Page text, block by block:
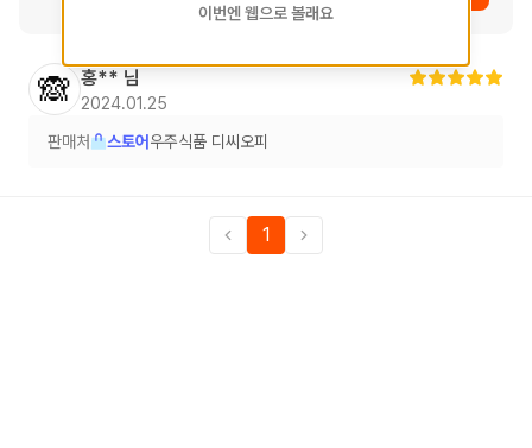
🙈 홍** 님
2024.01.25
판매처 스토어 우주식품 디씨오피
1
이번엔 웹으로 볼래요